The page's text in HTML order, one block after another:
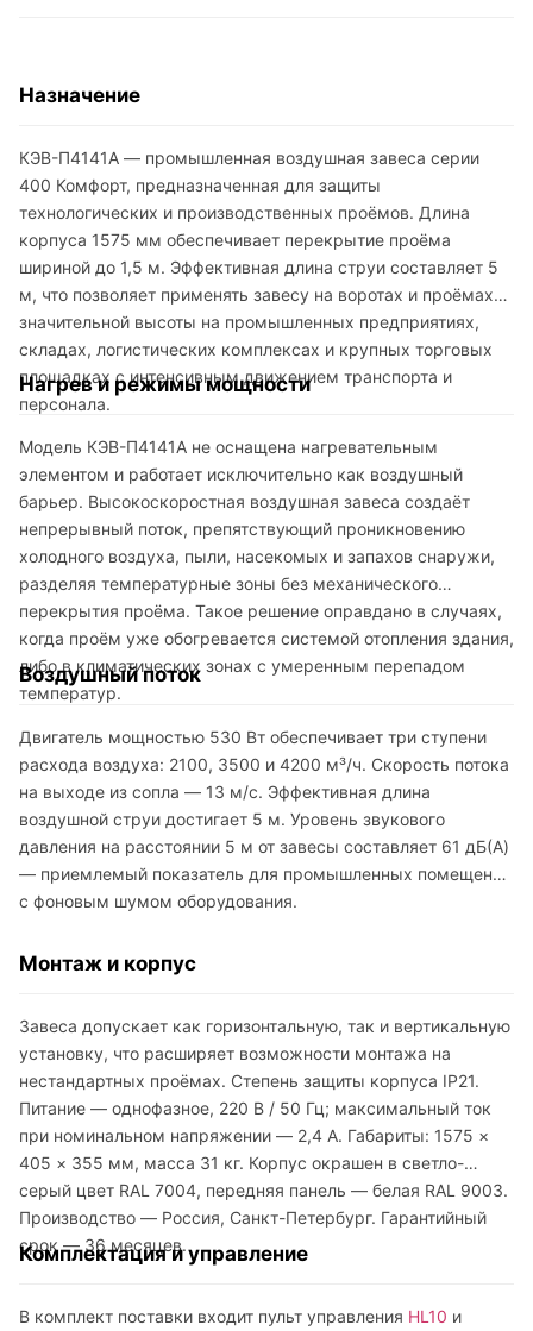
Назначение
КЭВ-П4141A — промышленная воздушная завеса серии
400 Комфорт, предназначенная для защиты
технологических и производственных проёмов. Длина
корпуса 1575 мм обеспечивает перекрытие проёма
шириной до 1,5 м. Эффективная длина струи составляет 5
м, что позволяет применять завесу на воротах и проёмах
значительной высоты на промышленных предприятиях,
складах, логистических комплексах и крупных торговых
площадках с интенсивным движением транспорта и
персонала.
Нагрев и режимы мощности
Модель КЭВ-П4141A не оснащена нагревательным
элементом и работает исключительно как воздушный
барьер. Высокоскоростная воздушная завеса создаёт
непрерывный поток, препятствующий проникновению
холодного воздуха, пыли, насекомых и запахов снаружи,
разделяя температурные зоны без механического
перекрытия проёма. Такое решение оправдано в случаях,
когда проём уже обогревается системой отопления здания,
либо в климатических зонах с умеренным перепадом
температур.
Воздушный поток
Двигатель мощностью 530 Вт обеспечивает три ступени
расхода воздуха: 2100, 3500 и 4200 м³/ч. Скорость потока
на выходе из сопла — 13 м/с. Эффективная длина
воздушной струи достигает 5 м. Уровень звукового
давления на расстоянии 5 м от завесы составляет 61 дБ(A)
— приемлемый показатель для промышленных помещений
с фоновым шумом оборудования.
Монтаж и корпус
Завеса допускает как горизонтальную, так и вертикальную
установку, что расширяет возможности монтажа на
нестандартных проёмах. Степень защиты корпуса IP21.
Питание — однофазное, 220 В / 50 Гц; максимальный ток
при номинальном напряжении — 2,4 А. Габариты: 1575 ×
405 × 355 мм, масса 31 кг. Корпус окрашен в светло-
серый цвет RAL 7004, передняя панель — белая RAL 9003.
Производство — Россия, Санкт-Петербург. Гарантийный
срок — 36 месяцев.
Комплектация и управление
В комплект поставки входит пульт управления HL10 и